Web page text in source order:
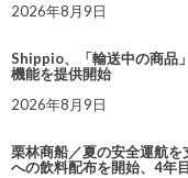
2026年8月9日
Shippio、「輸送中の商品
機能を提供開始
2026年8月9日
栗林商船／夏の安全運航
への飲料配布を開始、4年